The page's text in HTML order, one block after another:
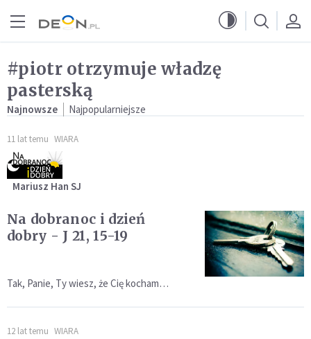
#piotr otrzymuje władzę
pasterską
Najnowsze Najpopularniejsze
11 lat temu WIARA
Mariusz Han SJ
Na dobranoc i dzień
dobry - J 21, 15-19
Tak, Panie, Ty wiesz, że Cię kocham…
12 lat temu WIARA